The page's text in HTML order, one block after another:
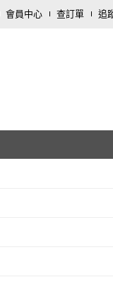
會員中心 查訂單 追